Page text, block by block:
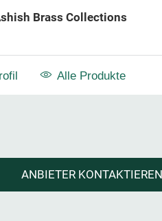
Brass Collections
Alle Produkte
ANBIETER KONTAKTIEREN